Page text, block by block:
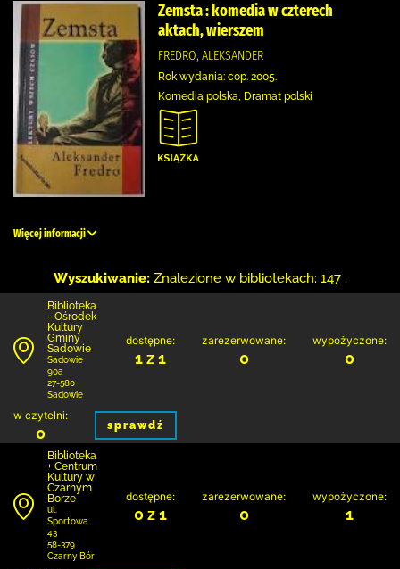
Zemsta : komedia w czterech
aktach, wierszem
FREDRO, ALEKSANDER
Rok wydania: cop. 2005.
Komedia polska, Dramat polski
Więcej informacji
Wyszukiwanie: Znalezione w bibliotekach: 147 .
Biblioteka
- Ośrodek
Kultury
Gminy
Sadowie
Sadowie
90a
27-580
Sadowie
dostępne:
1 z 1
zarezerwowane:
0
wypożyczone:
0
w czytelni:
0 sprawdź
Biblioteka
+ Centrum
Kultury w
Czarnym
Borze
ul.
Sportowa
43
58-379
Czarny Bór
dostępne:
0 z 1
zarezerwowane:
0
wypożyczone:
1